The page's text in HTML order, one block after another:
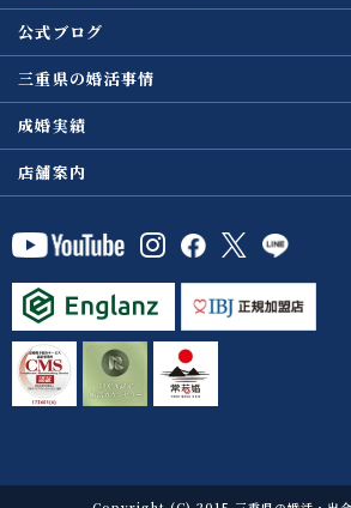
公式ブログ
三重県の婚活事情
成婚実績
店舗案内